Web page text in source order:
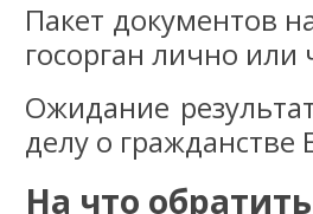
Пакет документов
госорган лично или
Ожидание
делу о гражданстве
На что